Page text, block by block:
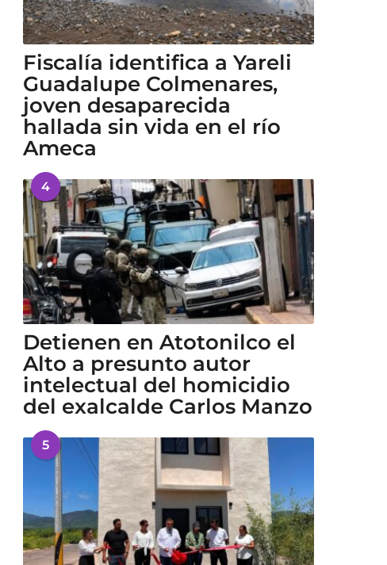
Fiscalía identifica a Yareli
Guadalupe Colmenares,
joven desaparecida
hallada sin vida en el río
Ameca
4
Detienen en Atotonilco el
Alto a presunto autor
intelectual del homicidio
del exalcalde Carlos Manzo
5